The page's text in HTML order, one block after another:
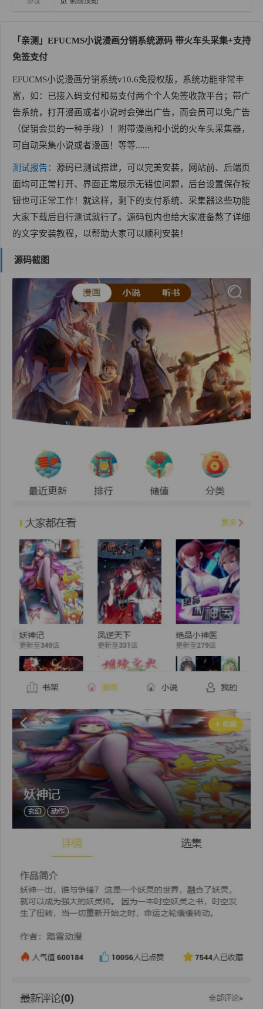
「亲测」 EFUCMS小说漫画分销系统源码 带火车头采集+支持
免签支付
EFUCMS小说漫画分销系统v10.6免授权版，系统功能非常丰
富，如：已接入码支付和易支付两个个人免签收款平台；带广
告系统，打开漫画或者小说时会弹出广告，而会员可以免广告
（促销会员的一种手段）！附带漫画和小说的火车头采集器，
可自动采集小说或者漫画！等等......
测试报告： 源码已测试搭建，可以完美安装，网站前、后端页
面均可正常打开、界面正常展示无错位问题，后台设置保存按
钮也可正常工作！就这样，剩下的支付系统、采集器这些功能
大家下载后自行测试就行了。源码包内也给大家准备熬了详细
的文字安装教程，以帮助大家可以顺利安装！
源码截图